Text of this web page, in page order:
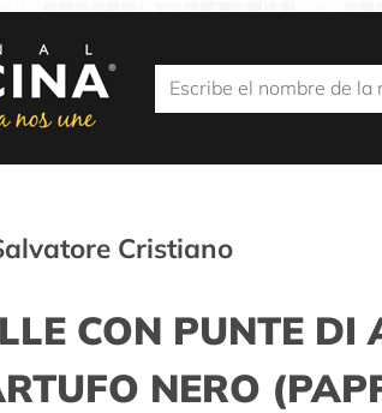
Cristiano
CON PUNTE DI
NERO